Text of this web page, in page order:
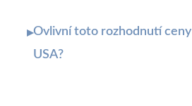
▸Ovlivní toto rozhodnutí
USA?